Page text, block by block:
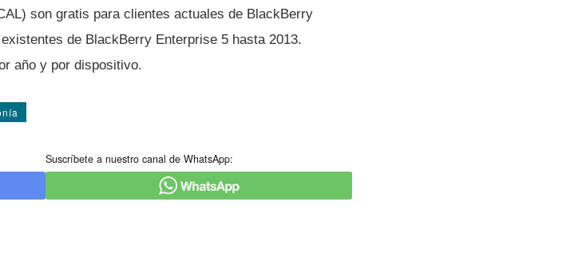
son gratis para clientes actuales de BlackBerry
de BlackBerry Enterprise 5 hasta 2013.
año y por dispositivo.
Suscríbete a nuestro canal de WhatsApp: